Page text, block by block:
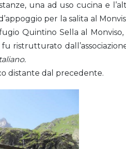
una ad uso cucina e
per la salita al
Quintino Sella al
ristrutturato
distante dal precedente.